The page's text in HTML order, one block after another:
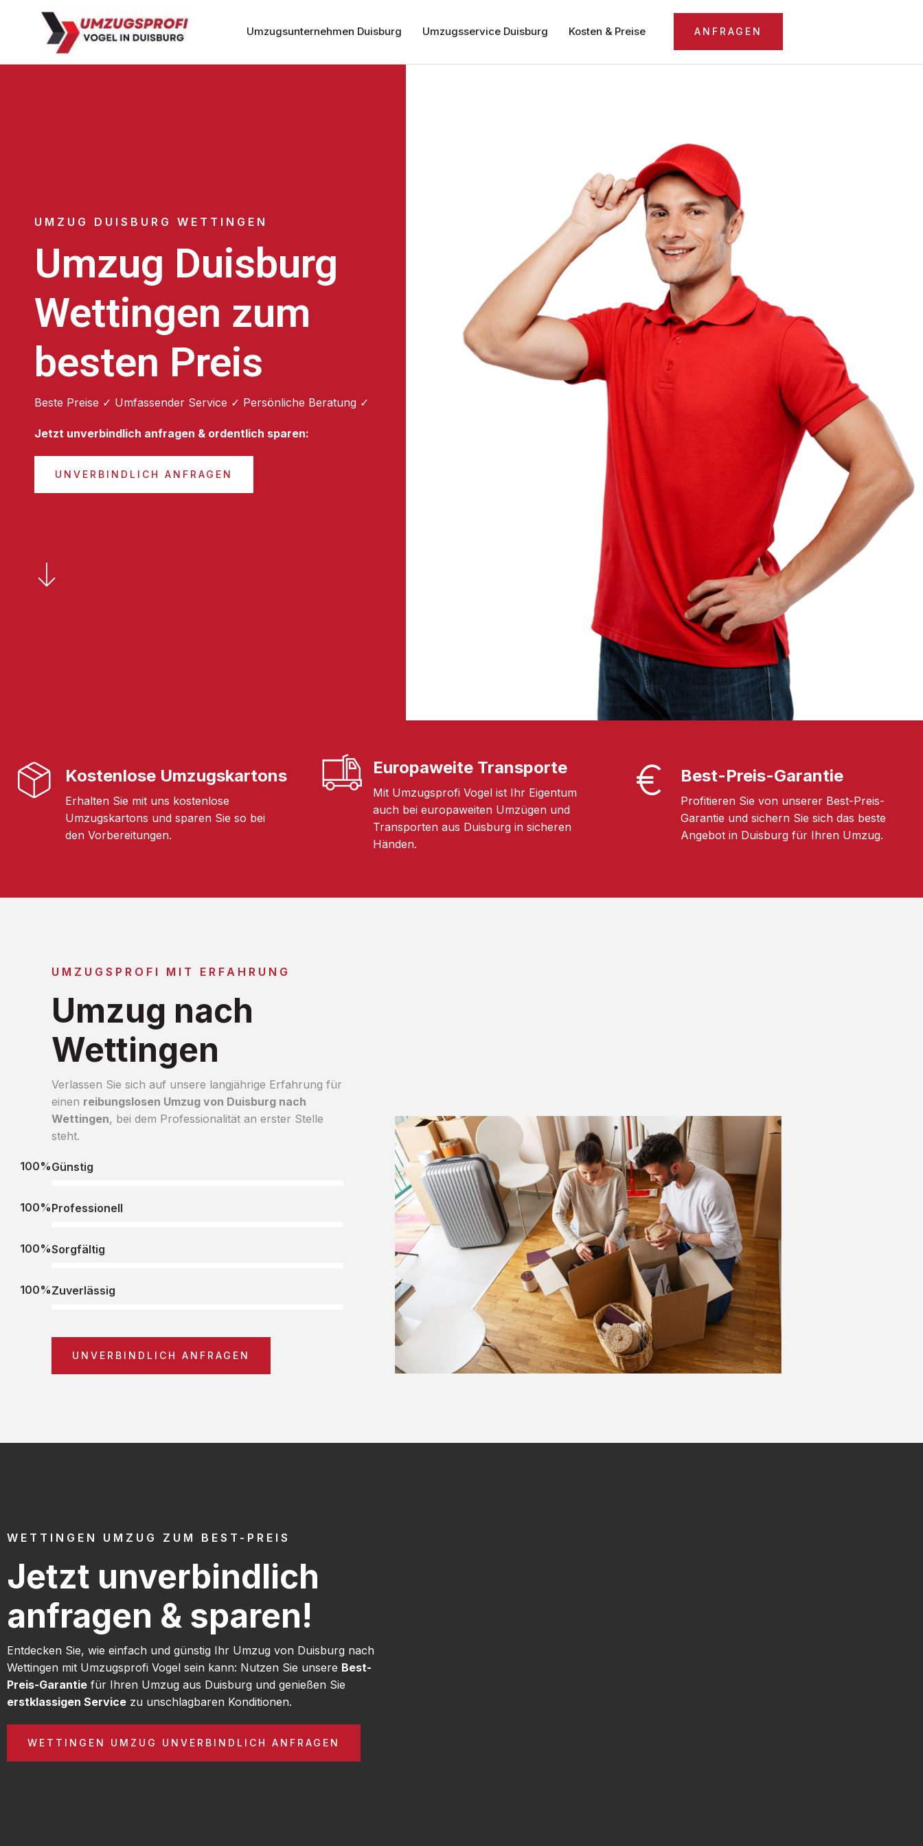
Umzugsunternehmen Duisburg Umzugsservice Duisburg Kosten & Preise ANFRAGEN
UMZUG DUISBURG WETTINGEN
Umzug Duisburg
Wettingen zum
besten Preis
Beste Preise ✓ Umfassender Service ✓ Persönliche Beratung ✓
Jetzt unverbindlich anfragen & ordentlich sparen:
UNVERBINDLICH ANFRAGEN
Kostenlose Umzugskartons
Erhalten Sie mit uns kostenlose
Umzugskartons und sparen Sie so bei
den Vorbereitungen.
Europaweite Transporte
Mit Umzugsprofi Vogel ist Ihr Eigentum
auch bei europaweiten Umzügen und
Transporten aus Duisburg in sicheren
Händen.
Best-Preis-Garantie
Profitieren Sie von unserer Best-Preis-
Garantie und sichern Sie sich das beste
Angebot in Duisburg für Ihren Umzug.
UMZUGSPROFI MIT ERFAHRUNG
Umzug nach
Wettingen
Verlassen Sie sich auf unsere langjährige Erfahrung für
einen reibungslosen Umzug von Duisburg nach
Wettingen, bei dem Professionalität an erster Stelle
steht.
Günstig
100%
Professionell
100%
Sorgfältig
100%
Zuverlässig
100%
UNVERBINDLICH ANFRAGEN
WETTINGEN UMZUG ZUM BEST-PREIS
Jetzt unverbindlich
anfragen & sparen!
Entdecken Sie, wie einfach und günstig Ihr Umzug von Duisburg nach
Wettingen mit Umzugsprofi Vogel sein kann: Nutzen Sie unsere Best-
Preis-Garantie für Ihren Umzug aus Duisburg und genießen Sie
erstklassigen Service zu unschlagbaren Konditionen.
WETTINGEN UMZUG UNVERBINDLICH ANFRAGEN